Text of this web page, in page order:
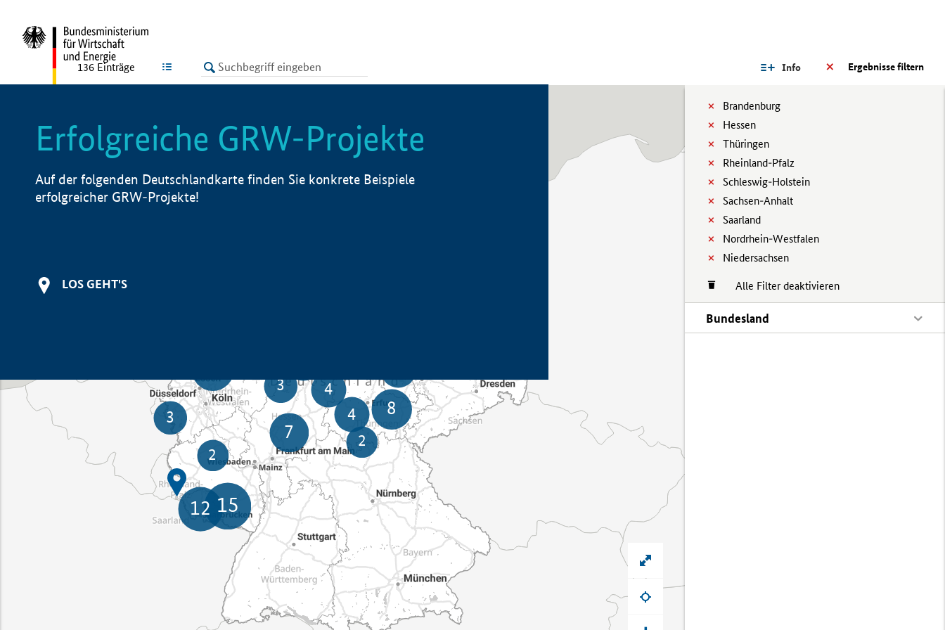
LISTE Ergebnisse filtern
Info
Brandenburg
Hessen
Thüringen
Rheinland-Pfalz
Schleswig-Holstein
Sachsen-Anhalt
Saarland
Nordrhein-Westfalen
Niedersachsen
Alle Filter deaktivieren
Bundesland
136 Einträge
Erfolgreiche GRW-Projekte
Auf der folgenden Deutschlandkarte finden Sie konkrete Beispiele
erfolgreicher GRW-Projekte!
LOS GEHT'S